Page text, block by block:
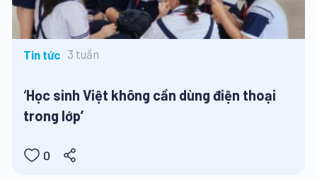
Tin tức 3 tuần
‘Học sinh Việt không cần dùng điện thoại
trong lớp’
0